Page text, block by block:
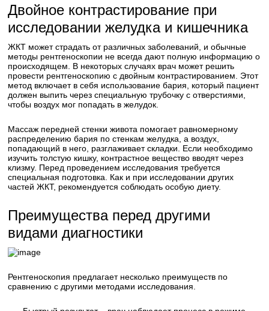
Двойное контрастирование при
исследовании желудка и кишечника
ЖКТ может страдать от различных заболеваний, и обычные
методы рентгеноскопии не всегда дают полную информацию о
происходящем. В некоторых случаях врач может решить
провести рентгеноскопию с двойным контрастированием. Этот
метод включает в себя использование бария, который пациент
должен выпить через специальную трубочку с отверстиями,
чтобы воздух мог попадать в желудок.
Массаж передней стенки живота помогает равномерному
распределению бария по стенкам желудка, а воздух,
попадающий в него, разглаживает складки. Если необходимо
изучить толстую кишку, контрастное вещество вводят через
клизму. Перед проведением исследования требуется
специальная подготовка. Как и при исследовании других
частей ЖКТ, рекомендуется соблюдать особую диету.
Преимущества перед другими
видами диагностики
Рентгеноскопия предлагает несколько преимуществ по
сравнению с другими методами исследования.